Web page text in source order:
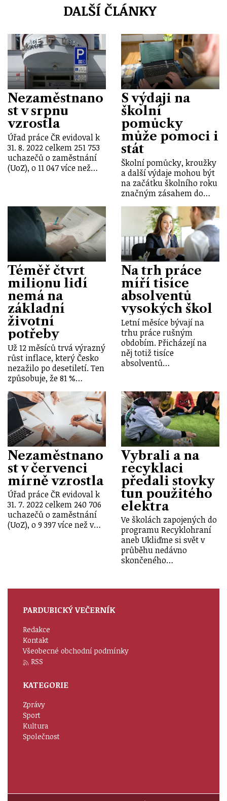
DALŠÍ ČLÁNKY
Nezaměstnano
st v srpnu
vzrostla
Úřad práce ČR evidoval k
31. 8. 2022 celkem 251 753
uchazečů o zaměstnání
(UoZ), o 11 047 více než…
S výdaji na
školní
pomůcky
může pomoci i
stát
Školní pomůcky, kroužky
a další výdaje mohou být
na začátku školního roku
značným zásahem do…
Téměř čtvrt
milionu lidí
nemá na
základní
životní
potřeby
Už 12 měsíců trvá výrazný
růst inflace, který Česko
nezažilo po desetiletí. Ten
způsobuje, že 81 %…
Na trh práce
míří tisíce
absolventů
vysokých škol
Letní měsíce bývají na
trhu práce rušným
obdobím. Přicházejí na
něj totiž tisíce
absolventů…
Nezaměstnano
st v červenci
mírně vzrostla
Úřad práce ČR evidoval k
31. 7. 2022 celkem 240 706
uchazečů o zaměstnání
(UoZ), o 9 397 více než v…
Vybrali a na
recyklaci
předali stovky
tun použitého
elektra
Ve školách zapojených do
programu Recyklohraní
aneb Ukliďme si svět v
průběhu nedávno
skončeného…
PARDUBICKÝ VEČERNÍK
Redakce
Kontakt
Všeobecné obchodní podmínky
RSS
KATEGORIE
Zprávy
Sport
Kultura
Společnost